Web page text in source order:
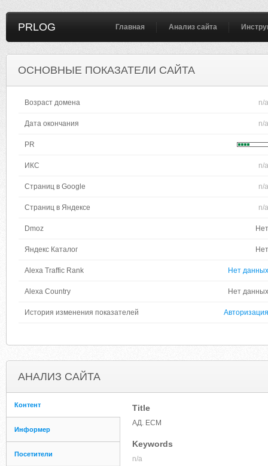
PRLOG Главная Анализ сайта
ОСНОВНЫЕ ПОКАЗАТЕЛИ САЙТА
Возраст домена n/a
Дата окончания n/a
PR
ИКС n/a
Страниц в Google n/a
Страниц в Яндексе n/a
Dmoz Нет
Яндекс Каталог Нет
Alexa Traffic Rank Нет данных
Alexa Country Нет данных
История изменения показателей Авторизация
АНАЛИЗ САЙТА
Контент
Информер
Посетители
Title
АД. ЕСМ
Keywords
n/a